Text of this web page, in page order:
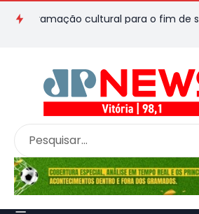
cultural para o fim de semana